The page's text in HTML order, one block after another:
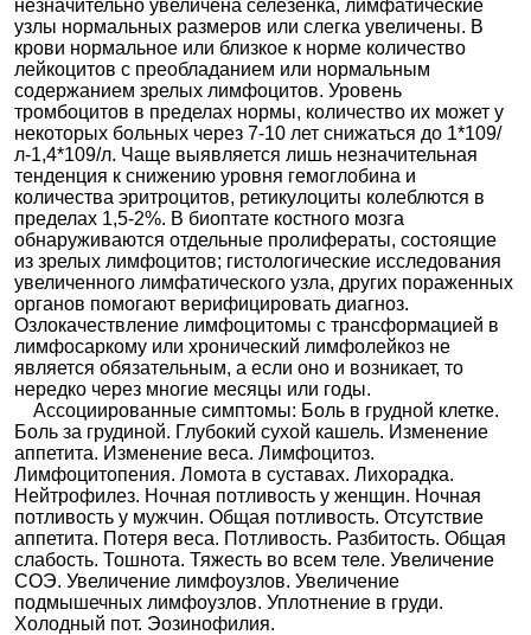
незначительно увеличена селезенка, лимфатические
узлы нормальных размеров или слегка увеличены. В
крови нормальное или близкое к норме количество
лейкоцитов с преобладанием или нормальным
содержанием зрелых лимфоцитов. Уровень
тромбоцитов в пределах нормы, количество их может у
некоторых больных через 7-10 лет снижаться до 1*109/
л-1,4*109/л. Чаще выявляется лишь незначительная
тенденция к снижению уровня гемоглобина и
количества эритроцитов, ретикулоциты колеблются в
пределах 1,5-2%. В биоптате костного мозга
обнаруживаются отдельные пролифераты, состоящие
из зрелых лимфоцитов; гистологические исследования
увеличенного лимфатического узла, других пораженных
органов помогают верифицировать диагноз.
Озлокачествление лимфоцитомы с трансформацией в
лимфосаркому или хронический лимфолейкоз не
является обязательным, а если оно и возникает, то
нередко через многие месяцы или годы.
Ассоциированные симптомы: Боль в грудной клетке.
Боль за грудиной. Глубокий сухой кашель. Изменение
аппетита. Изменение веса. Лимфоцитоз.
Лимфоцитопения. Ломота в суставах. Лихорадка.
Нейтрофилез. Ночная потливость у женщин. Ночная
потливость у мужчин. Общая потливость. Отсутствие
аппетита. Потеря веса. Потливость. Разбитость. Общая
слабость. Тошнота. Тяжесть во всем теле. Увеличение
СОЭ. Увеличение лимфоузлов. Увеличение
подмышечных лимфоузлов. Уплотнение в груди.
Холодный пот. Эозинофилия.